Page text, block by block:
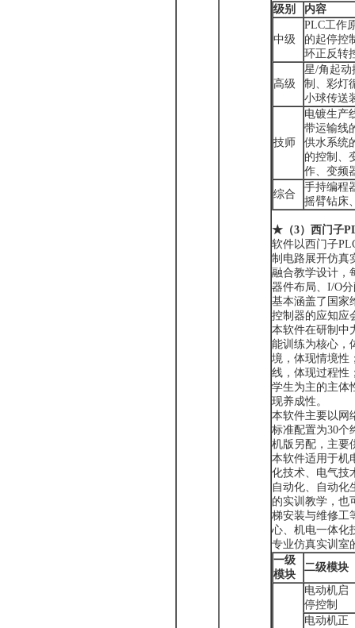
级别
内容
中级
PLC工作
的起停控
环正反转
高级
星/角起动
制、彩灯
小球传送
技师
电镀生产
带运输线
供水系统
的控制、
作、变频
综合
手持编程
摇臂钻床
★ （3） 西门子
软件以西门子
制电路展开仿真
融合教学设计，
器件布局、I/O
基本涵盖了国家
控制器的应知应
本软件在研制中
能训练为核心，
境，体现情境性
线，体现过程性
学生为主的主体
现养成性。
本软件主要以网
标准配置为30个
机版另配，主要
本软件适用于机
化技术、电气技
自动化、自动化
的实训教学，也
梯安装与维修工
心、机电一体化
专业仿真实训室
一级
模块
二级模块
电动机启
停控制
电动机正